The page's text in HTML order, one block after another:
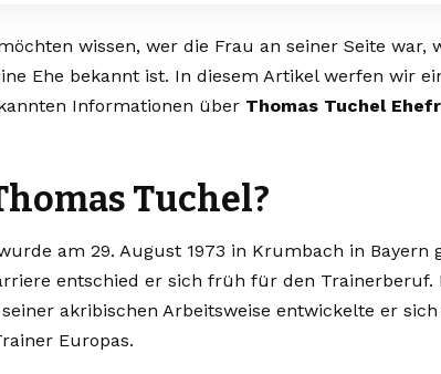
wissen, wer die Frau an seiner Seite war,
Ehe bekannt ist. In diesem Artikel werfen wir
Informationen über Thomas Tuchel
Tuchel?
am 29. August 1973 in Krumbach in Bayern
entschied er sich früh für den Trainerberuf.
akribischen Arbeitsweise entwickelte er
Europas.